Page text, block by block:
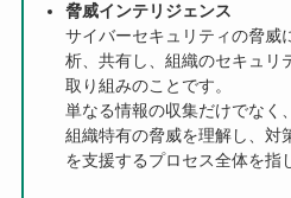
脅威インテリジェンス
サイバーセキュリティの脅威
析、共有し、組織のセキュリ
取り組みのことです。
単なる情報の収集だけでなく
組織特有の脅威を理解し、対
を支援するプロセス全体を指